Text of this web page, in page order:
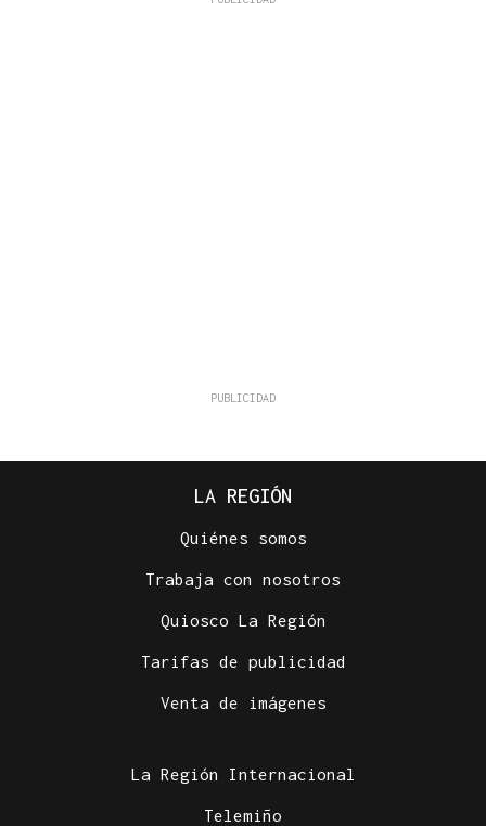
LA REGIÓN
Quiénes somos
Trabaja con nosotros
Quiosco La Región
Tarifas de publicidad
Venta de imágenes
La Región Internacional
Telemiño